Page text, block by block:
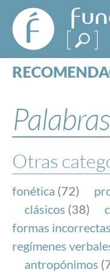
FundéuRAE
- Fundación
del Español
Urgente
ESPECIALES
NOTICIAS
SOBRE LA
FundéuRAE es
y la Real
el buen uso del
Internet.
Otras
fonética (72)
clásicos (38)
formas incorrectas
regímenes
antropónimos